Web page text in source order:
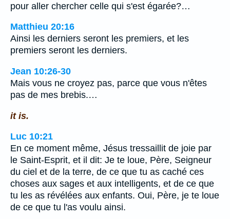
pour aller chercher celle qui s'est égarée?…
Matthieu 20:16
Ainsi les derniers seront les premiers, et les
premiers seront les derniers.
Jean 10:26-30
Mais vous ne croyez pas, parce que vous n'êtes
pas de mes brebis.…
it is.
Luc 10:21
En ce moment même, Jésus tressaillit de joie par
le Saint-Esprit, et il dit: Je te loue, Père, Seigneur
du ciel et de la terre, de ce que tu as caché ces
choses aux sages et aux intelligents, et de ce que
tu les as révélées aux enfants. Oui, Père, je te loue
de ce que tu l'as voulu ainsi.